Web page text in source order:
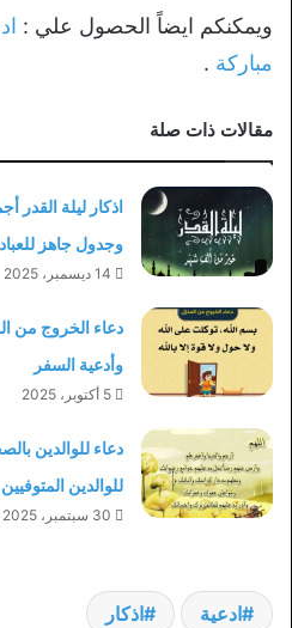
ويمكنكم ايضاً الحصول علي :
مباركة .
مقالات ذات صلة
وجدول جاهز
14 ديسمبر، 2025
دعاء الخروج من
وأدعية السفر
5 أكتوبر، 2025
دعاء للوالدين
للوالدين المتوفيين
30 سبتمبر، 2025
ادعية اذكار